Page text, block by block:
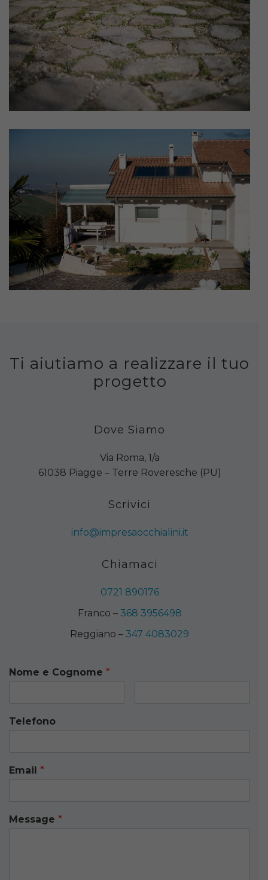
Ti aiutiamo a realizzare il tuo
progetto
Dove Siamo
Via Roma, 1/a
61038 Piagge – Terre Roveresche (PU)
Scrivici
info@impresaocchialini.it
Chiamaci
0721 890176
Franco – 368 3956498
Reggiano – 347 4083029
Nome e Cognome *
Telefono
Email *
Message *